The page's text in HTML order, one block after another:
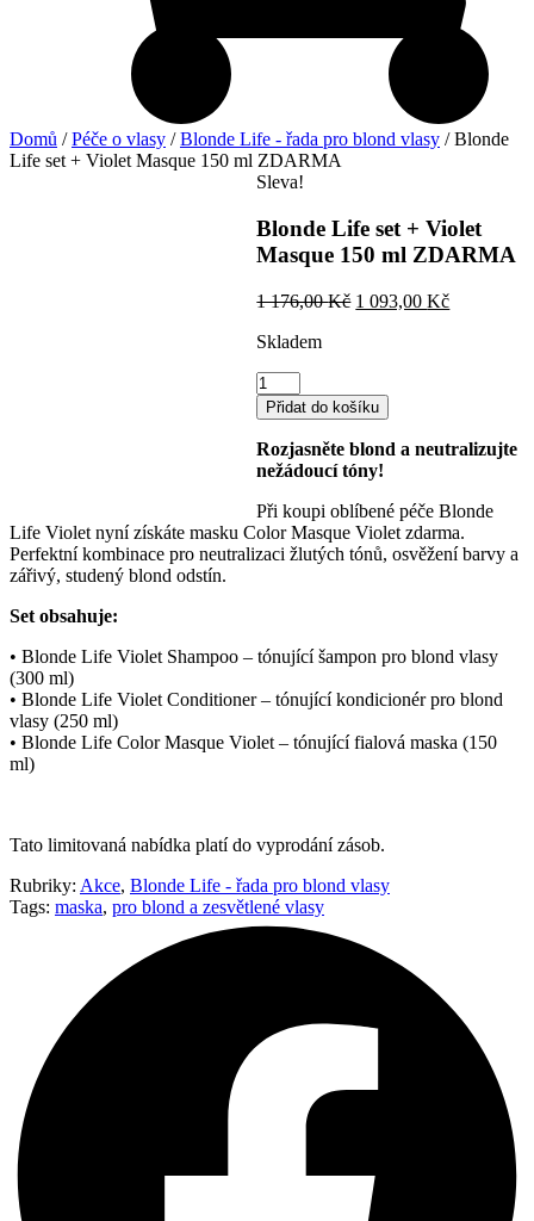
Domů /Péče o vlasy /Blonde Life - řada pro blond vlasy / Blonde
Life set + Violet Masque 150 ml ZDARMA
Sleva!
Blonde Life set + Violet
Masque 150 ml ZDARMA
1 176,00Kč Původní
1 093,00KčAktuální
Skladem
Blonde
Life
set
+
Violet
150
ml
ZDARMA
Přidat do košíku
Rozjasněte blond a neutralizujte
nežádoucí tóny!
Při koupi oblíbené péče Blonde
Life Violet nyní získáte masku Color Masque Violet zdarma.
Perfektní kombinace pro neutralizaci žlutých tónů, osvěžení barvy a
zářivý, studený blond odstín.
Set obsahuje:
• Blonde Life Violet Shampoo – tónující šampon pro blond vlasy
(300 ml)
• Blonde Life Violet Conditioner – tónující kondicionér pro blond
vlasy (250 ml)
• Blonde Life Color Masque Violet – tónující fialová maska (150
ml)
Tato limitovaná nabídka platí do vyprodání zásob.
Rubriky: Akce, Blonde Life - řada pro blond vlasy
Tags: maska, pro blond a zesvětlené vlasy